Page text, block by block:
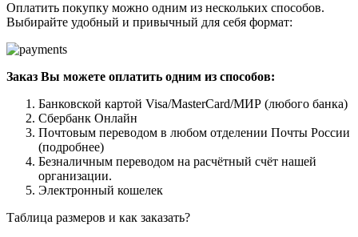
Оплатить покупку можно одним из нескольких способов.
Выбирайте удобный и привычный для себя формат:
Заказ Вы можете оплатить одним из способов:
Банковской картой Visa/MasterCard/МИР (любого банка)
Сбербанк Онлайн
Почтовым переводом в любом отделении Почты России
(подробнее)
Безналичным переводом на расчётный счёт нашей
организации.
Электронный кошелек
Таблица размеров и как заказать?